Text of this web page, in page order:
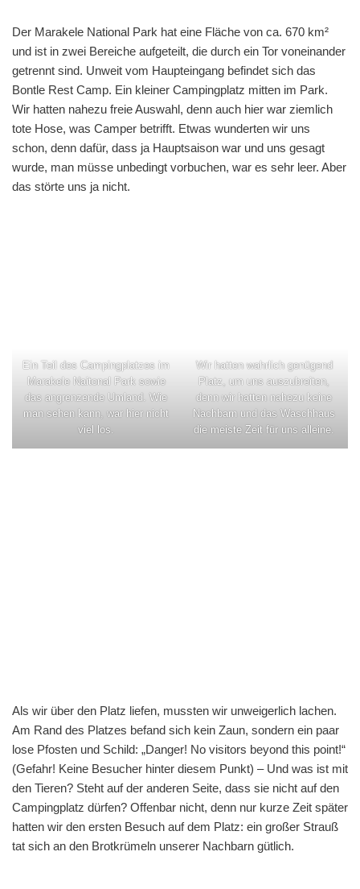
Der Marakele National Park hat eine Fläche von ca. 670 km²
und ist in zwei Bereiche aufgeteilt, die durch ein Tor voneinander
getrennt sind. Unweit vom Haupteingang befindet sich das
Bontle Rest Camp. Ein kleiner Campingplatz mitten im Park.
Wir hatten nahezu freie Auswahl, denn auch hier war ziemlich
tote Hose, was Camper betrifft. Etwas wunderten wir uns
schon, denn dafür, dass ja Hauptsaison war und uns gesagt
wurde, man müsse unbedingt vorbuchen, war es sehr leer. Aber
das störte uns ja nicht.
Ein Teil des Campingplatzes im
Marakele Naitonal Park sowie
das angrenzende Umland. Wie
man sehen kann, war hier nicht
viel los.
Wir hatten wahrlich genügend
Platz, um uns auszubreiten,
denn wir hatten nahezu keine
Nachbarn und das Waschhaus
die meiste Zeit für uns alleine.
Als wir über den Platz liefen, mussten wir unweigerlich lachen.
Am Rand des Platzes befand sich kein Zaun, sondern ein paar
lose Pfosten und Schild: „Danger! No visitors beyond this point!“
(Gefahr! Keine Besucher hinter diesem Punkt) – Und was ist mit
den Tieren? Steht auf der anderen Seite, dass sie nicht auf den
Campingplatz dürfen? Offenbar nicht, denn nur kurze Zeit später
hatten wir den ersten Besuch auf dem Platz: ein großer Strauß
tat sich an den Brotkrümeln unserer Nachbarn gütlich.